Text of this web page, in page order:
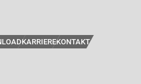
KARRIEREKONTAKT